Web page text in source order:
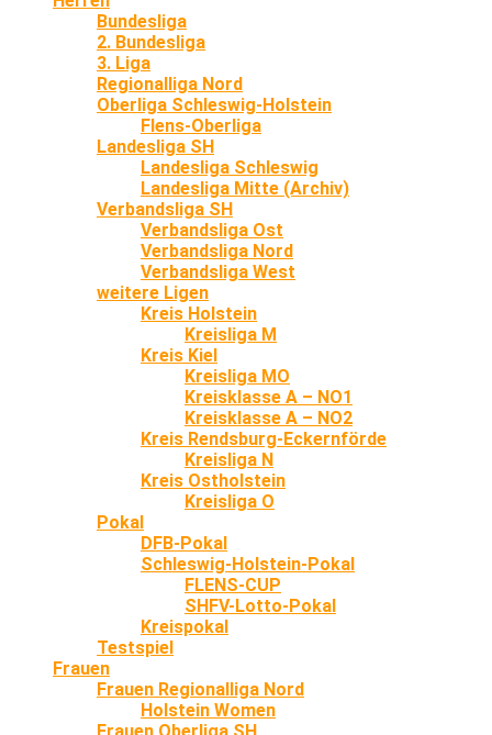
Bundesliga
2. Bundesliga
3. Liga
Regionalliga Nord
Oberliga Schleswig-Holstein
Flens-Oberliga
Landesliga SH
Landesliga Schleswig
Landesliga Mitte (Archiv)
Verbandsliga SH
Verbandsliga Ost
Verbandsliga Nord
Verbandsliga West
weitere Ligen
Kreis Holstein
Kreisliga M
Kreis Kiel
Kreisliga MO
Kreisklasse A – NO1
Kreisklasse A – NO2
Kreis Rendsburg-Eckernförde
Kreisliga N
Kreis Ostholstein
Kreisliga O
Pokal
DFB-Pokal
Schleswig-Holstein-Pokal
FLENS-CUP
SHFV-Lotto-Pokal
Kreispokal
Testspiel
Frauen
Frauen Regionalliga Nord
Holstein Women
Frauen Oberliga SH